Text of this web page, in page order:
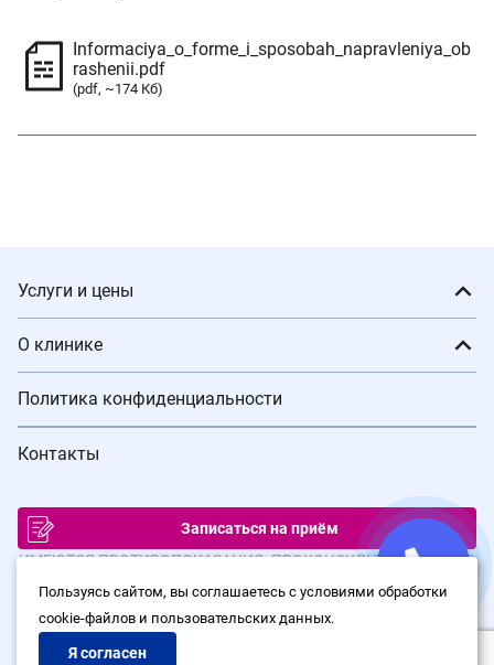
Informaciya_o_forme_i_sposobah_napravleniya_ob
rashenii.pdf
(pdf, ~174 Кб)
Услуги и цены
О клинике
Политика конфиденциальности
Контакты
Записаться на приём
ИМЕЮТСЯ ПРОТИВОПОКАЗАНИЯ. ПРОКОНСУЛЬТИРУЙТЕСЬ С
© Сеть клиник лазерной хирургии «Варикоза нет», 2026
Политика конфиденциальности
Пользуясь сайтом, вы соглашаетесь с условиями обработки
cookie-файлов и пользовательских данных.
Я согласен